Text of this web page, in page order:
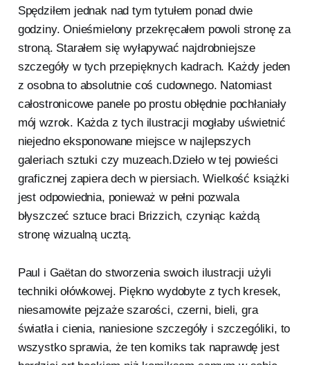
Spędziłem jednak nad tym tytułem ponad dwie
godziny. Onieśmielony przekręcałem powoli stronę za
stroną. Starałem się wyłapywać najdrobniejsze
szczegóły w tych przepięknych kadrach. Każdy jeden
z osobna to absolutnie coś cudownego. Natomiast
całostronicowe panele po prostu obłędnie pochłaniały
mój wzrok. Każda z tych ilustracji mogłaby uświetnić
niejedno eksponowane miejsce w najlepszych
galeriach sztuki czy muzeach.Dzieło w tej powieści
graficznej zapiera dech w piersiach. Wielkość książki
jest odpowiednia, ponieważ w pełni pozwala
błyszczeć sztuce braci Brizzich, czyniąc każdą
stronę wizualną ucztą.
Paul i Gaëtan do stworzenia swoich ilustracji użyli
techniki ołówkowej. Piękno wydobyte z tych kresek,
niesamowite pejzaże szarości, czerni, bieli, gra
światła i cienia, naniesione szczegóły i szczególiki, to
wszystko sprawia, że ten komiks tak naprawdę jest